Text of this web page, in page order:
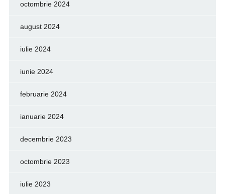
octombrie 2024
august 2024
iulie 2024
iunie 2024
februarie 2024
ianuarie 2024
decembrie 2023
octombrie 2023
iulie 2023